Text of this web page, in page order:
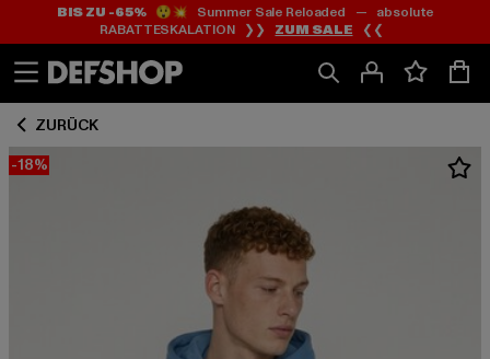
Zum
Inhalt
springen
Zum
Fußzeile
springen
BIS ZU -65%😲💥 Summer Sale Reloaded — absolute
RABATTESKALATION ❯❯ ZUM SALE ❮❮
ZURÜCK
-18%